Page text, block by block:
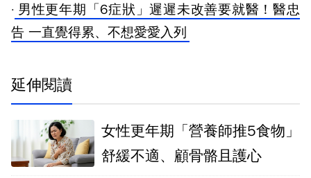
· 男性更年期「6症狀」遲遲未改善要就醫！醫忠
告 一直覺得累、不想愛愛入列
延伸閱讀
女性更年期「營養師推5食物」
舒緩不適、顧骨骼且護心